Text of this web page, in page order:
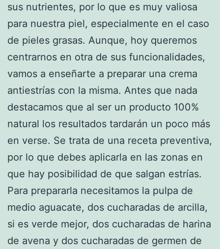
sus nutrientes, por lo que es muy valiosa
para nuestra piel, especialmente en el caso
de pieles grasas. Aunque, hoy queremos
centrarnos en otra de sus funcionalidades,
vamos a enseñarte a preparar una crema
antiestrías con la misma. Antes que nada
destacamos que al ser un producto 100%
natural los resultados tardarán un poco más
en verse. Se trata de una receta preventiva,
por lo que debes aplicarla en las zonas en
que hay posibilidad de que salgan estrías.
Para prepararla necesitamos la pulpa de
medio aguacate, dos cucharadas de arcilla,
si es verde mejor, dos cucharadas de harina
de avena y dos cucharadas de germen de